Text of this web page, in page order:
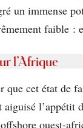
un immense
faible :
l’Afrique
cet état de
ouest-